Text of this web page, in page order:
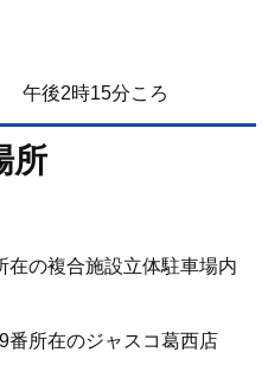
午後2時15分ころ
所
在の複合施設立体駐車場内
番所在のジャスコ葛西店